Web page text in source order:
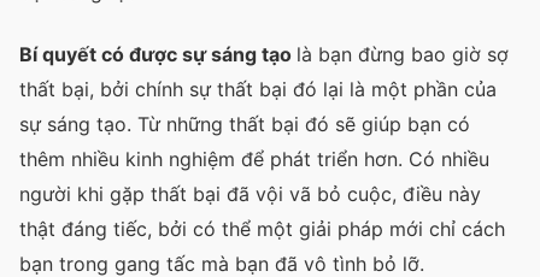
Bí quyết có được sự sáng tạo là bạn đừng bao giờ sợ
thất bại, bởi chính sự thất bại đó lại là một phần của
sự sáng tạo. Từ những thất bại đó sẽ giúp bạn có
thêm nhiều kinh nghiệm để phát triển hơn. Có nhiều
người khi gặp thất bại đã vội vã bỏ cuộc, điều này
thật đáng tiếc, bởi có thể một giải pháp mới chỉ cách
bạn trong gang tấc mà bạn đã vô tình bỏ lỡ.